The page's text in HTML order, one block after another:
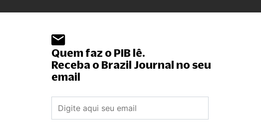
Quem faz o PIB lê.
Receba o Brazil Journal no seu
email